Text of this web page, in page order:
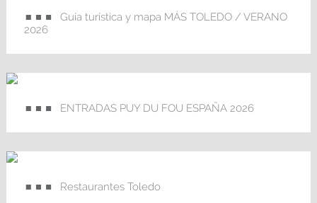
Guía turística y mapa MÁS TOLEDO / VERANO
2026
ENTRADAS PUY DU FOU ESPAÑA 2026
Restaurantes Toledo